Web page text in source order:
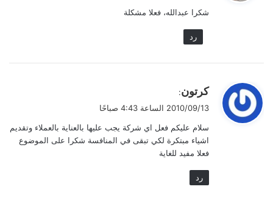
ل
شكرا عبدالله، فعلا مشكلة
رد
ي
ق
ل
كرتون:
2010/09/13 الساعة 4:43 صباحًا
سلام عليكم فعل اي شركة يجب عليها بالعناية بالعملاء وتقديم
اشياء مبتكرة لكي تبقى في المنافسة شكرا على الموضوع
فعلا مفيد للغاية
رد